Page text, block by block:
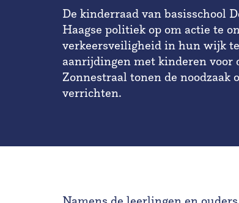
De kinderraad van basisschool
Haagse politiek op om actie te
verkeersveiligheid in hun wijk
aanrijdingen met kinderen voor
Zonnestraal tonen de noodzaak
verrichten.